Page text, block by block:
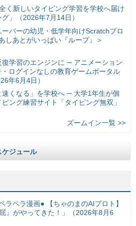
く新しいタイピング学習を学校へ届け
」（2026年7月14日）
バーの幼児・低学年向けScratchプロ
あとがいっぱい『ループ』＞
復学習のエンジンに ─ アニメーション
ログインなしの教育ゲームポータル
年6月4日）
速くなる」を学校へ ─ 大学1年生が個
ング練習サイト「タイピング無双」
ズームイン一覧 >>
ケジュール
ラペラ漫画● 【ちゃのまのAIプロト】
』がやってきた！」（2026年8月6